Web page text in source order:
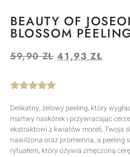
BEAUTY OF
BLOSSOM
59,90ZŁ 41,93ZŁ
Delikatny, żelowy peeling, który
martwy naskórek i przywracając
ekstraktowi z kwiatów moreli, Twoja
nawilżona oraz promienna, a peeling
rytuałem, który ożywia zmęczoną